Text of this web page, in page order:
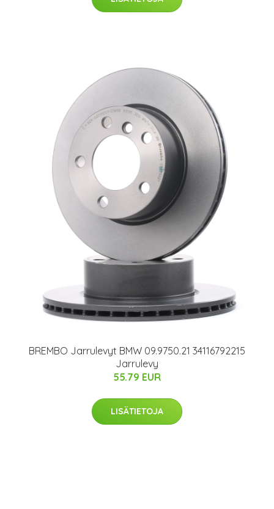
BREMBO Jarrulevyt BMW 09.9750.21 34116792215
Jarrulevy
55.79 EUR
LISÄTIETOJA